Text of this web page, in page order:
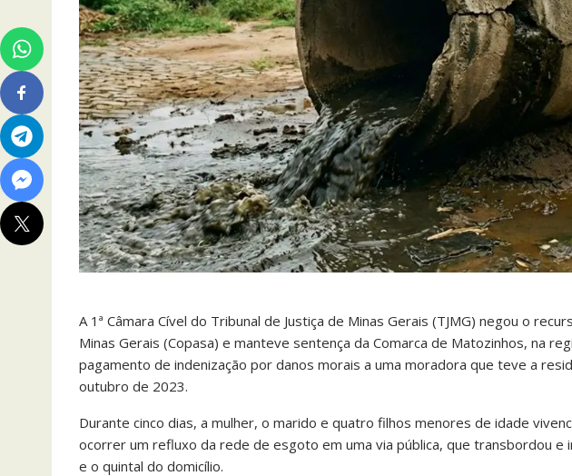
A 1ª Câmara Cível do Tribunal de Justiça de Minas Gerais (TJMG) negou o
Minas Gerais (Copasa) e manteve sentença da Comarca de Matozinhos, na
pagamento de indenização por danos morais a uma moradora que teve a
outubro de 2023.
Durante cinco dias, a mulher, o marido e quatro filhos menores de idade
ocorrer um refluxo da rede de esgoto em uma via pública, que transbordou e
e o quintal do domicílio.